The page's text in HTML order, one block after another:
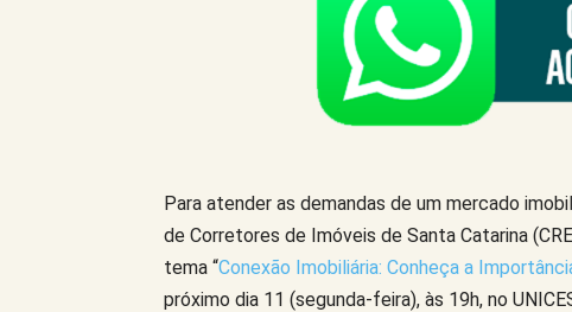
Para atender as demandas de um mercado
de Corretores de Imóveis de Santa Catarina
tema “Conexão Imobiliária: Conheça a
próximo dia 11 (segunda-feira), às 19h, no